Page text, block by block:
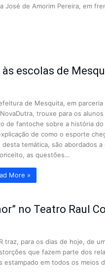
José de Amorim Pereira, em
escolas de
de Mesquita, em parceria
NovaDutra, trouxe para os
de fantoche sobre a história
de como o esporte
desta temática, são abordados
as questões…
More »
no Teatro Raul
traz, para os dias de hoje, de
que fazem parte dos
em todos os meios